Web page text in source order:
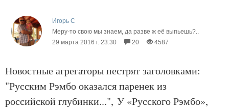
Игорь С
Меру-то свою мы знаем, да разве ж её выпьешь?..
29 марта 2016 г. 23:30
20 4587
Новостные агрегаторы пестрят заголовками:
"Русским Рэмбо оказался паренек из
российской глубинки...", У «Русского Рэмбо»,